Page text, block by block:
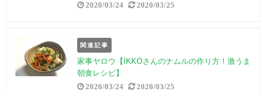
2020/03/24 2020/03/25
関連記事
家事ヤロウ【IKKOさんのナムルの作り方！激うま
朝食レシピ】
2020/03/24 2020/03/25